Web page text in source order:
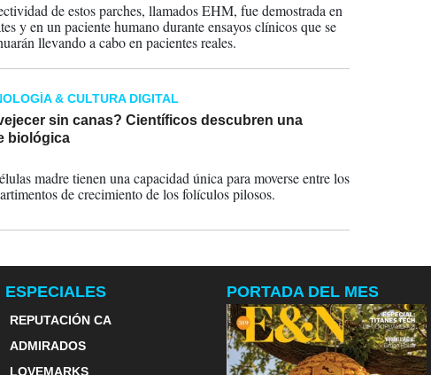
de estos parches, llamados EHM, fue demostrada en
y en un paciente humano durante ensayos clínicos que se
llevando a cabo en pacientes reales.
& CULTURA DIGITAL
sin canas? Científicos descubren una
biológica
madre tienen una capacidad única para moverse entre los
de crecimiento de los folículos pilosos.
ESPECIALES
REPUTACIÓN CA
ADMIRADOS
LOVEMARKS
PORTADA DEL MES